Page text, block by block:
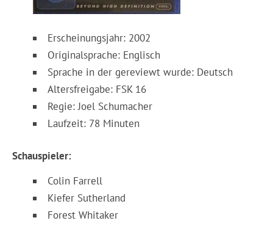
Erscheinungsjahr: 2002
Originalsprache: Englisch
Sprache in der gereviewt wurde: Deutsch
Altersfreigabe: FSK 16
Regie: Joel Schumacher
Laufzeit: 78 Minuten
Schauspieler:
Colin Farrell
Kiefer Sutherland
Forest Whitaker